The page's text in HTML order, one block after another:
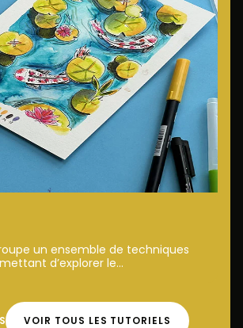
un ensemble de techniques
d’explorer le...
VOIR TOUS LES TUTORIELS